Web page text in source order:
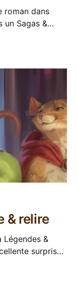
roman dans
& relire
Légendes &
avec ce préquel